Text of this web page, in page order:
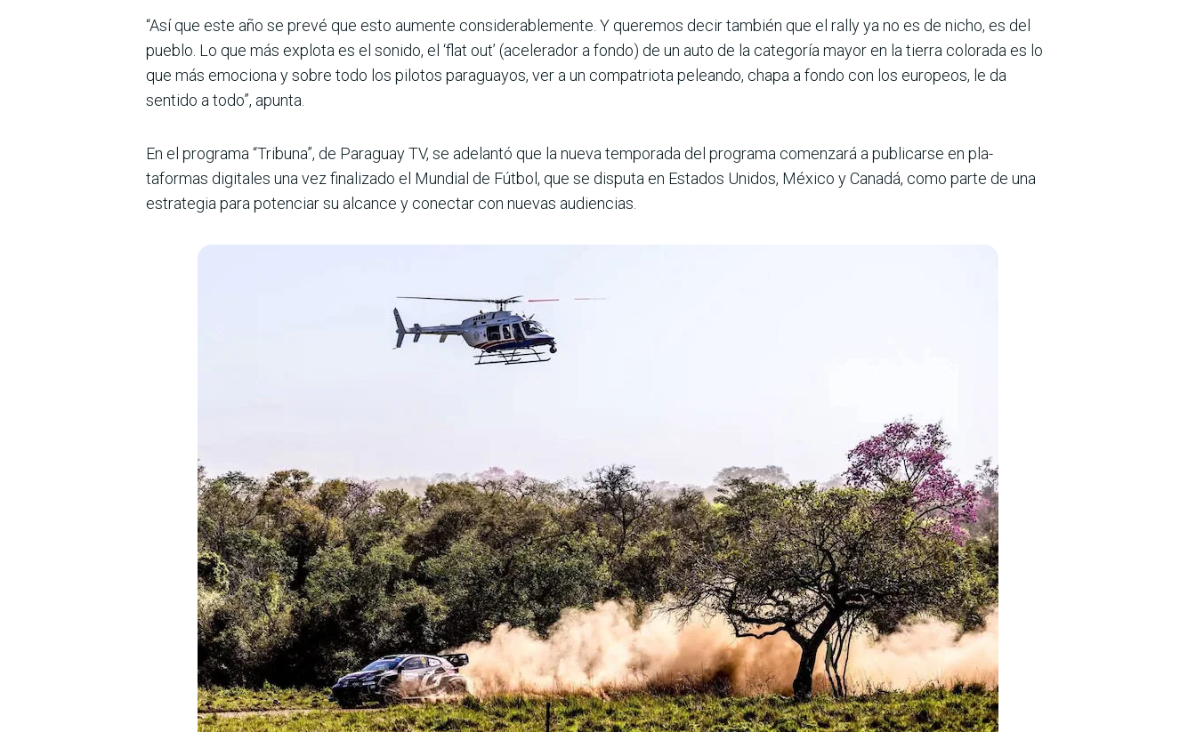
“Así que este año se prevé que esto aumente considerable­mente. Y queremos decir tam­bién que el rally ya no es de nicho, es del
pueblo. Lo que más explota es el sonido, el ‘flat out’ (acelerador a fondo) de un auto de la categoría mayor en la tierra colorada es lo
que más emociona y sobre todo los pilotos para­guayos, ver a un compatriota peleando, chapa a fondo con los europeos, le da
sentido a todo”, apunta.
En el programa “Tribuna”, de Paraguay TV, se adelantó que la nueva temporada del programa comenzará a publicarse en pla­
taformas digitales una vez fina­lizado el Mundial de Fútbol, que se disputa en Estados Unidos, México y Canadá, como parte de una
estrategia para poten­ciar su alcance y conectar con nuevas audiencias.